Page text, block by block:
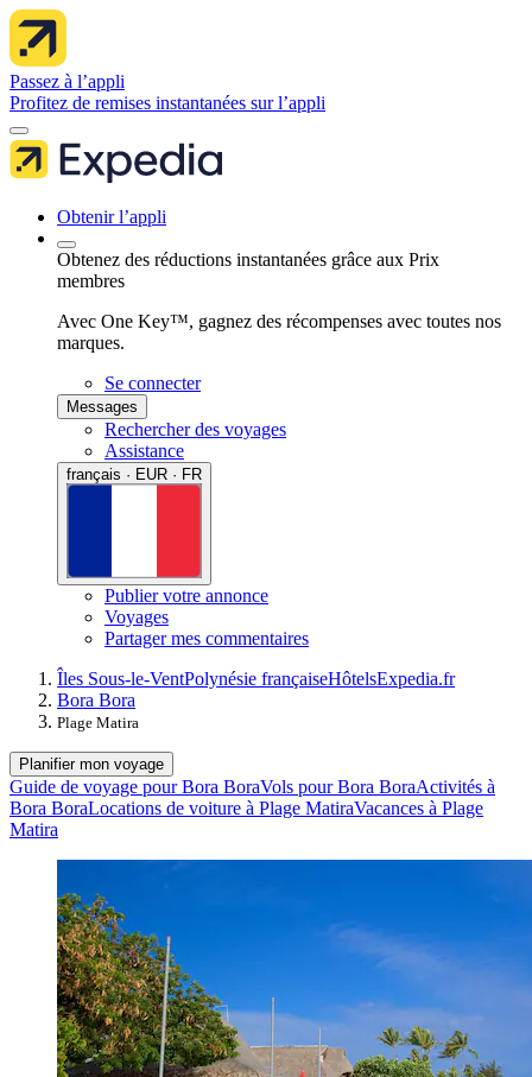
Passez à l’appli
Profitez de remises instantanées sur l’appli
Obtenir l’appli
Obtenez des réductions instantanées grâce aux Prix
membres
Avec One Key™, gagnez des récompenses avec toutes nos
marques.
Se connecter
Messages
Rechercher des voyages
Assistance
français · EUR · FR
Publier votre annonce
Voyages
Partager mes commentaires
Îles Sous-le-VentPolynésie françaiseHôtelsExpedia.fr
Bora Bora
Plage Matira
Planifier mon voyage
Guide de voyage pour Bora BoraVols pour Bora BoraActivités à
Bora BoraLocations de voiture à Plage MatiraVacances à Plage
Matira